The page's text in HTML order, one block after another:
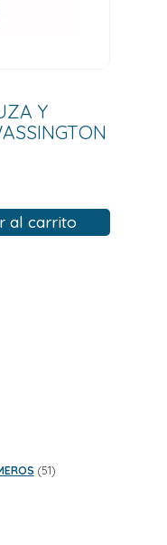
Y
al carrito
5151